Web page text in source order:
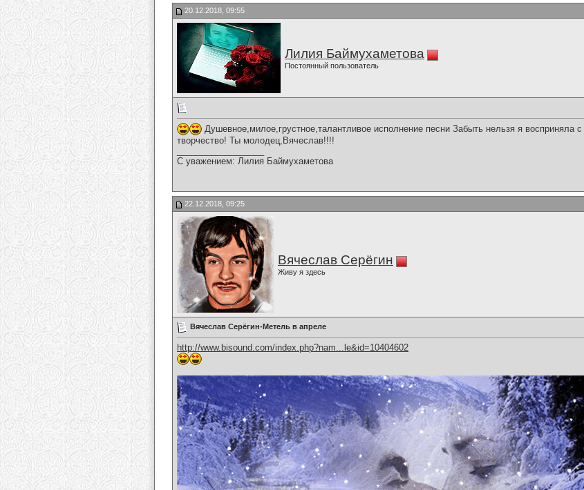
20.12.2018, 09:55
Лилия Баймухаметова
Постоянный пользователь
Душевное,милое,грустное,талантливое исполнение песни Забыть нельзя я
творчество! Ты молодец,Вячеслав!!!!
С уважением: Лилия Баймухаметова
22.12.2018, 09:25
Вячеслав Серёгин
Живу я здесь
Вячеслав Серёгин-Метель в апреле
http://www.bisound.com/index.php?nam...le&id=10404602